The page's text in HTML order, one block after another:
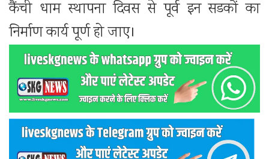
कैंची धाम स्थापना दिवस से पूर्व इन सडकों का
निर्माण कार्य पूर्ण हो जाए।